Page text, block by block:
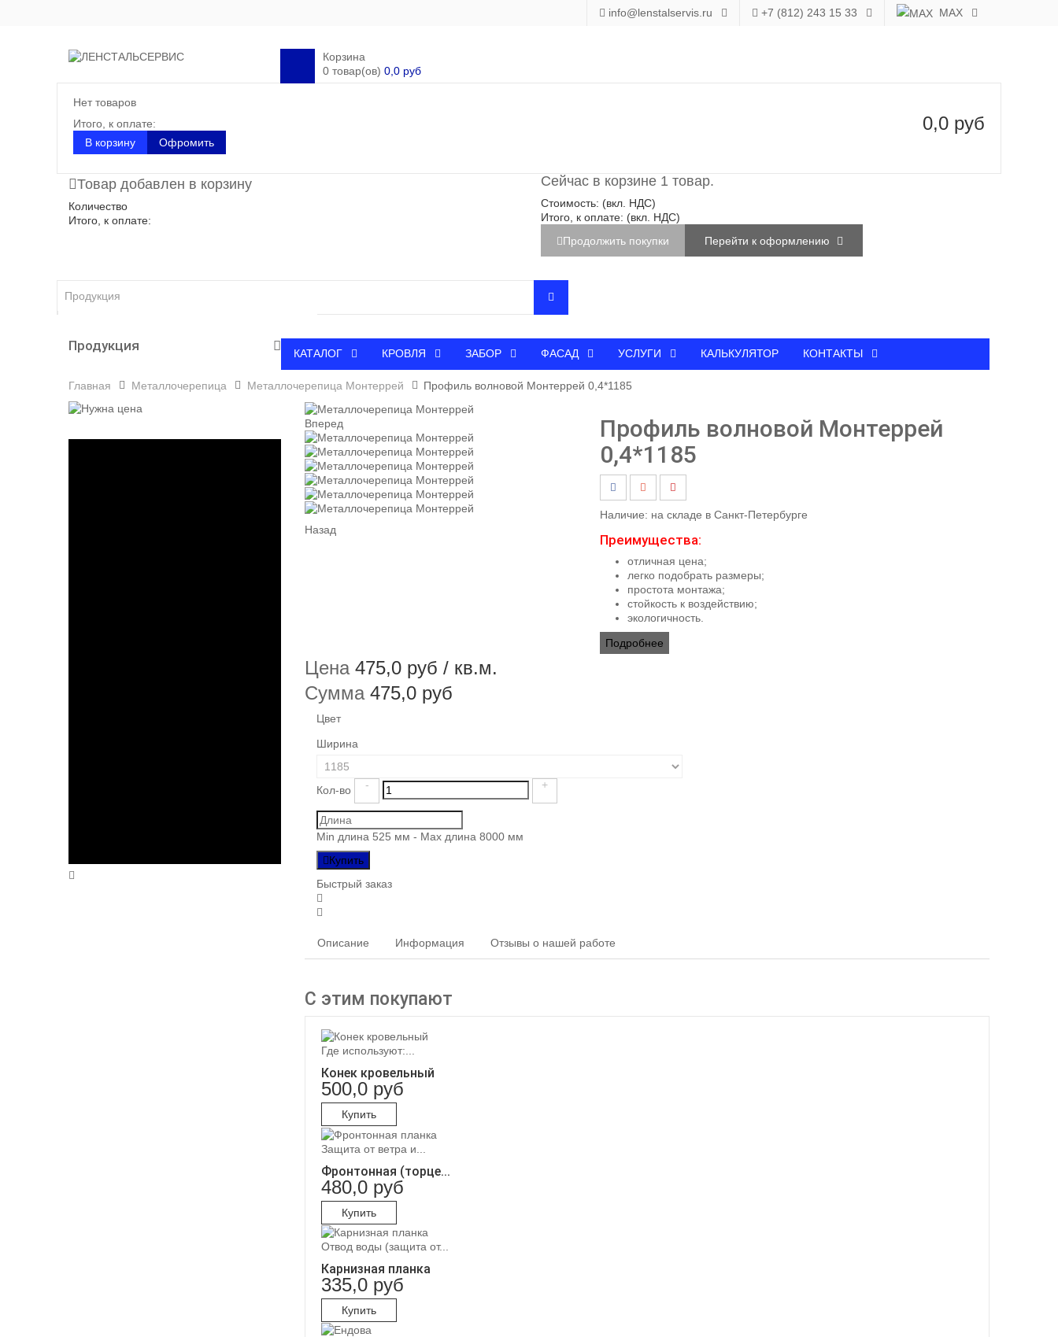
info@lenstalservis.ru +7 (812) 243 15 33 MAX
Корзина
0 товар(ов) 0,0 руб
Нет товаров
Итого, к оплате:
0,0 руб
В корзину Офромить
Товар добавлен в корзину
Количество
Итого, к оплате:
Сейчас в корзине 1 товар.
Стоимость: (вкл. НДС)
Итого, к оплате: (вкл. НДС)
Продолжить покупки
Перейти к оформлению
Продукция КАТАЛОГ КРОВЛЯ ЗАБОР ФАСАД УСЛУГИ КАЛЬКУЛЯТОР КОНТАКТЫ
Главная Металлочерепица Металлочерепица Монтеррей Профиль волновой Монтеррей 0,4*1185
Вперед
Назад
Профиль волновой Монтеррей
0,4*1185
Наличие: на складе в Санкт-Петербурге
Преимущества:
отличная цена;
легко подобрать размеры;
простота монтажа;
стойкость к воздействию;
экологичность.
Подробнее
Цена 475,0 руб / кв.м.
Сумма 475,0 руб
Цвет
Ширина
Кол-во - +
Min длина 525 мм - Max длина 8000 мм
Купить
Быстрый заказ
Описание Информация Отзывы о нашей работе
С этим покупают
Где используют:...
Конек кровельный
500,0 руб
Купить
Защита от ветра и...
Фронтонная (торце...
480,0 руб
Купить
Отвод воды (защита от...
Карнизная планка
335,0 руб
Купить